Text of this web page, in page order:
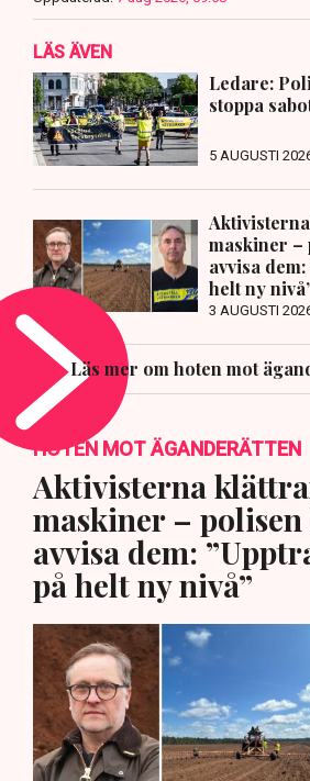
LÄS ÄVEN
Ledare:
stoppa
5 AUGUSTI
maskiner –
avvisa
helt ny
3 AUGUSTI
Läs mer om hoten mot
HOTEN MOT ÄGANDERÄTTEN
Aktivisterna
maskiner –
avvisa dem:
på helt ny nivå”